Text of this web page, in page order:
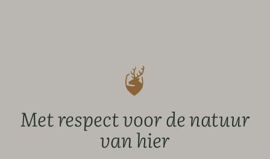
Met respect voor de natuur
van hier